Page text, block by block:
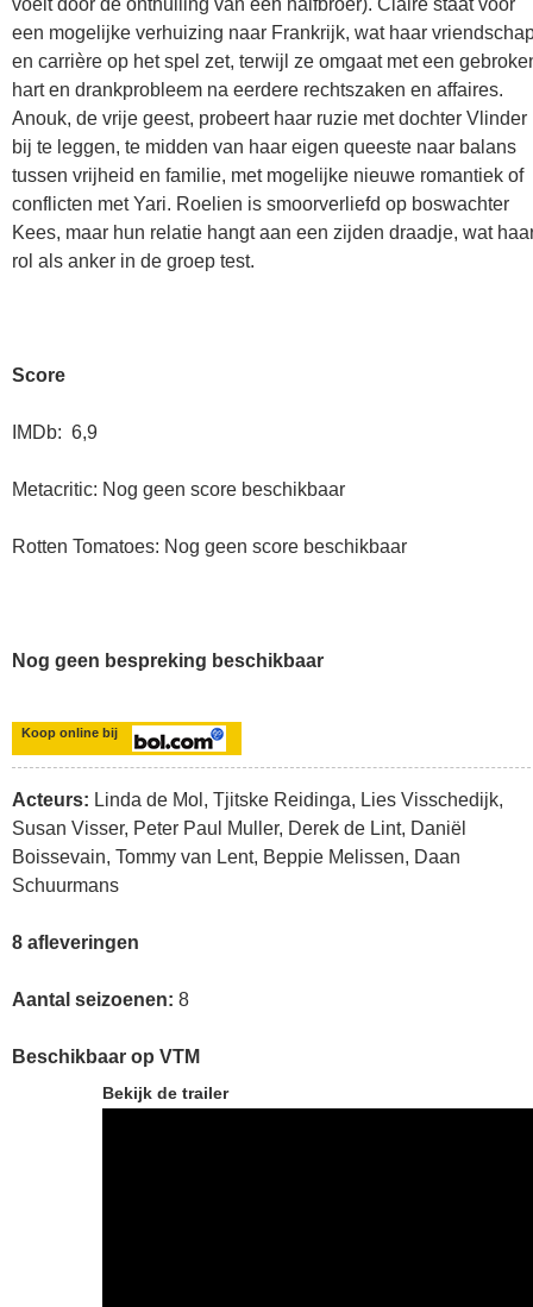
voelt door de onthulling van een halfbroer). Claire staat voor
een mogelijke verhuizing naar Frankrijk, wat haar
en carrière op het spel zet, terwijl ze omgaat met een
hart en drankprobleem na eerdere rechtszaken en affaires.
Anouk, de vrije geest, probeert haar ruzie met dochter Vlinder
bij te leggen, te midden van haar eigen queeste naar balans
tussen vrijheid en familie, met mogelijke nieuwe romantiek of
conflicten met Yari. Roelien is smoorverliefd op boswachter
Kees, maar hun relatie hangt aan een zijden draadje, wat
rol als anker in de groep test.
Score
IMDb: 6,9
Metacritic: Nog geen score beschikbaar
Rotten Tomatoes: Nog geen score beschikbaar
Nog geen bespreking beschikbaar
Koop online bij
Acteurs: Linda de Mol, Tjitske Reidinga, Lies Visschedijk,
Susan Visser, Peter Paul Muller, Derek de Lint, Daniël
Boissevain, Tommy van Lent, Beppie Melissen, Daan
Schuurmans
8 afleveringen
Aantal seizoenen: 8
Beschikbaar op VTM
Bekijk de trailer